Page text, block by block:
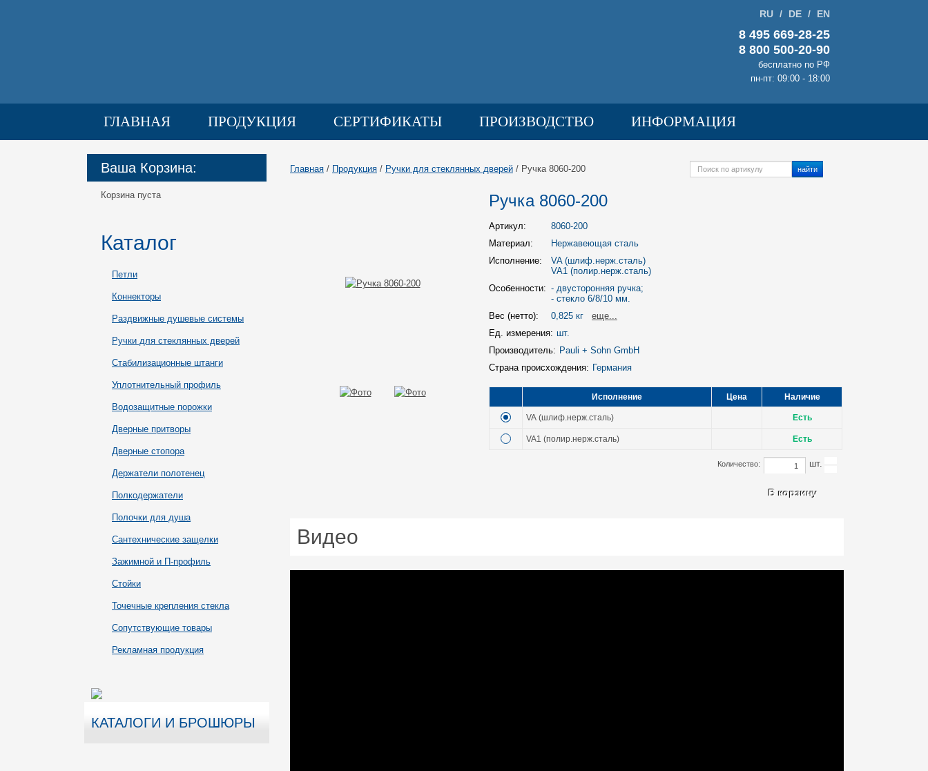
RU / DE / EN
8 495 669-28-25
8 800 500-20-90
бесплатно по РФ
пн-пт: 09:00 - 18:00
ГЛАВНАЯ ПРОДУКЦИЯ СЕРТИФИКАТЫ ПРОИЗВОДСТВО ИНФОРМАЦИЯ
ГАЛЕРЕЯ ДОСТАВКА
Ваша Корзина:
Корзина пуста
Каталог
Петли
Коннекторы
Раздвижные душевые системы
Ручки для стеклянных дверей
Стабилизационные штанги
Уплотнительный профиль
Водозащитные порожки
Дверные притворы
Дверные стопора
Держатели полотенец
Полкодержатели
Полочки для душа
Сантехнические защелки
Зажимной и П-профиль
Стойки
Точечные крепления стекла
Сопутствующие товары
Рекламная продукция
КАТАЛОГИ И БРОШЮРЫ
Главная / Продукция / Ручки для стеклянных дверей / Ручка 8060-200 найти
Ручка 8060-200
Артикул:
8060-200
Материал:
Нержавеющая сталь
Исполнение:
VA (шлиф.нерж.сталь)
VA1 (полир.нерж.сталь)
Особенности: - двусторонняя ручка;
- стекло 6/8/10 мм.
Вес (нетто):
0,825 кг eще...
Ед. измерения: шт.
Производитель: Pauli + Sohn GmbH
Страна происхождения: Германия
Исполнение Цена Наличие
VA (шлиф.нерж.сталь) Есть
VA1 (полир.нерж.сталь) Есть
шт.
Количество:
Видео